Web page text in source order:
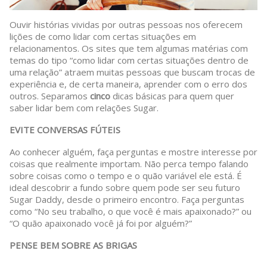
Ouvir histórias vividas por outras pessoas nos oferecem
lições de como lidar com certas situações em
relacionamentos. Os sites que tem algumas matérias com
temas do tipo “como lidar com certas situações dentro de
uma relação” atraem muitas pessoas que buscam trocas de
experiência e, de certa maneira, aprender com o erro dos
outros. Separamos cinco dicas básicas para quem quer
saber lidar bem com relações Sugar.
EVITE CONVERSAS FÚTEIS
Ao conhecer alguém, faça perguntas e mostre interesse por
coisas que realmente importam. Não perca tempo falando
sobre coisas como o tempo e o quão variável ele está. É
ideal descobrir a fundo sobre quem pode ser seu futuro
Sugar Daddy, desde o primeiro encontro. Faça perguntas
como “No seu trabalho, o que você é mais apaixonado?” ou
“O quão apaixonado você já foi por alguém?”
PENSE BEM SOBRE AS BRIGAS